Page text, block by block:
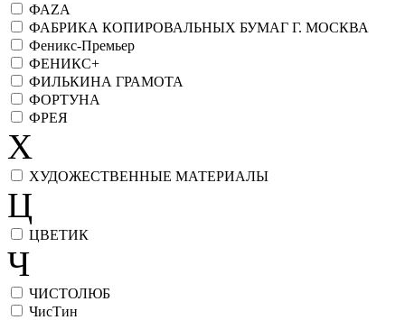
ФАZA
ФАБРИКА КОПИРОВАЛЬНЫХ БУМАГ Г. МОСКВА
Феникс-Премьер
ФЕНИКС+
ФИЛЬКИНА ГРАМОТА
ФОРТУНА
ФРЕЯ
Х
ХУДОЖЕСТВЕННЫЕ МАТЕРИАЛЫ
Ц
ЦВЕТИК
Ч
ЧИСТОЛЮБ
ЧисТин